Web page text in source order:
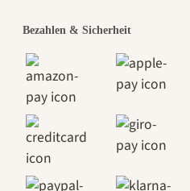
Bezahlen & Sicherheit